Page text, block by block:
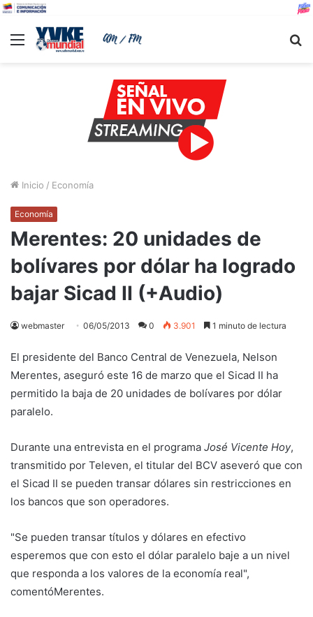
Menu
Inicio / Economía
Economía
Merentes: 20 unidades de
bolívares por dólar ha logrado
bajar Sicad II (+Audio)
webmaster 06/05/2013 0 3.901 1 minuto de lectura
El presidente del Banco Central de Venezuela, Nelson
Merentes, aseguró este 16 de marzo que el Sicad II ha
permitido la baja de 20 unidades de bolívares por dólar
paralelo.
Durante una entrevista en el programa José Vicente Hoy,
transmitido por Televen, el titular del BCV aseveró que con
el Sicad II se pueden transar dólares sin restricciones en
los bancos que son operadores.
"Se pueden transar títulos y dólares en efectivo
esperemos que con esto el dólar paralelo baje a un nivel
que responda a los valores de la economía real",
comentóMerentes.